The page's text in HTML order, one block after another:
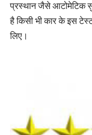
प्रस्थान जैसे आटोमेटिक
है किसी भी कार के इस
लिए।